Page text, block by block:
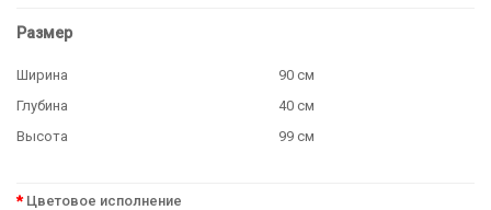
Размер
Ширина
90 см
Глубина
40 см
Высота
99 см
Цветовое исполнение